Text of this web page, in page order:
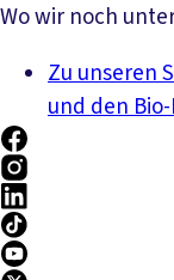
Wo wir noch
Zu unseren
und den